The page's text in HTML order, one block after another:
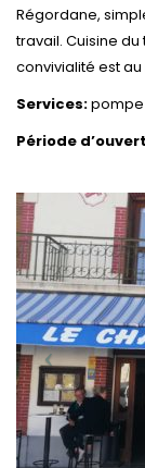
Régordane,
travail. Cuisine
convivialité est
Services:pompe
Période